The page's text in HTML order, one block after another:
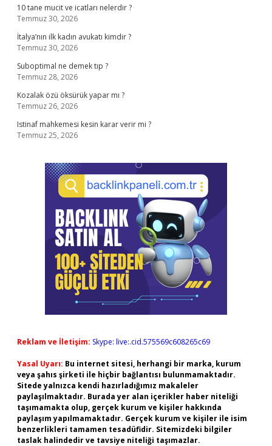
10 tane mucit ve icatları nelerdir ?
Temmuz 30, 2026
İtalya’nın ilk kadın avukatı kimdir ?
Temmuz 30, 2026
Suboptimal ne demek tıp ?
Temmuz 28, 2026
Kozalak özü öksürük yapar mı ?
Temmuz 26, 2026
Istinaf mahkemesi kesin karar verir mi ?
Temmuz 25, 2026
Reklam ve İletişim: Skype: live:.cid.575569c608265c69
Yasal Uyarı: Bu internet sitesi, herhangi bir marka, kurum
veya şahıs şirketi ile hiçbir bağlantısı bulunmamaktadır.
Sitede yalnızca kendi hazırladığımız makaleler
paylaşılmaktadır. Burada yer alan içerikler haber niteliği
taşımamakta olup, gerçek kurum ve kişiler hakkında
paylaşım yapılmamaktadır. Gerçek kurum ve kişiler ile isim
benzerlikleri tamamen tesadüfidir. Sitemizdeki bilgiler
taslak halindedir ve tavsiye niteliği taşımazlar.